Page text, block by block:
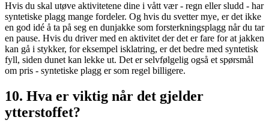
Hvis du skal utøve aktivitetene dine i vått vær - regn eller sludd - har
syntetiske plagg mange fordeler. Og hvis du svetter mye, er det ikke
en god idé å ta på seg en dunjakke som forsterkningsplagg når du tar
en pause. Hvis du driver med en aktivitet der det er fare for at jakken
kan gå i stykker, for eksempel isklatring, er det bedre med syntetisk
fyll, siden dunet kan lekke ut. Det er selvfølgelig også et spørsmål
om pris - syntetiske plagg er som regel billigere.
10. Hva er viktig når det gjelder
ytterstoffet?